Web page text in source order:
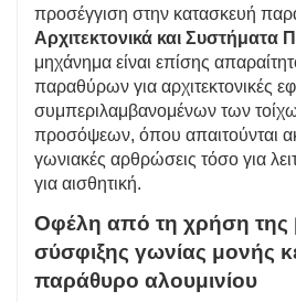
προσέγγιση στην κατασκευή
Αρχιτεκτονικά και Συστήματα
μηχάνημα είναι επίσης
παραθύρων για αρχιτεκτονικές
συμπεριλαμβανομένων των
προσόψεων, όπου απαιτούνται
γωνιακές αρθρώσεις τόσο για
για αισθητική.
Οφέλη από τη χρήση της
σύσφιξης γωνίας μονής
παράθυρο αλουμινίου